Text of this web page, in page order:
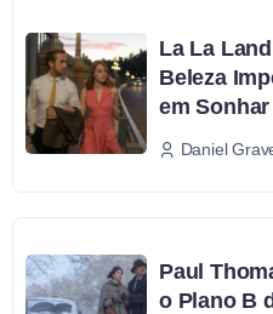
La La
Beleza
em Sonhar
Daniel
Paul
o Plano B